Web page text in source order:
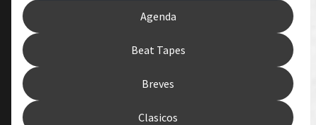
Agenda
Beat Tapes
Breves
Clasicos